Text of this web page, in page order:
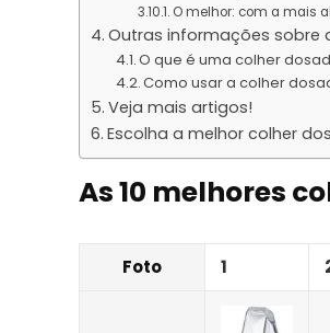
O melhor: com a mais
Outras informações sobre
O que é uma colher
Como usar a colher
Veja mais artigos!
Escolha a melhor colher
As 10 melhores
Foto 1